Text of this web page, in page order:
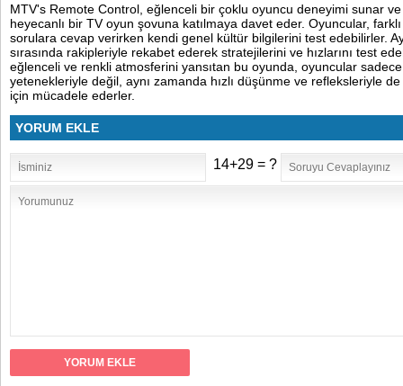
MTV's Remote Control, eğlenceli bir çoklu oyuncu deneyimi sunar ve
heyecanlı bir TV oyun şovuna katılmaya davet eder. Oyuncular,
sorulara cevap verirken kendi genel kültür bilgilerini test edebilirler.
sırasında rakipleriyle rekabet ederek stratejilerini ve hızlarını test
eğlenceli ve renkli atmosferini yansıtan bu oyunda, oyuncular
yetenekleriyle değil, aynı zamanda hızlı düşünme ve refleksleriyle
için mücadele ederler.
YORUM EKLE
14+29 = ?